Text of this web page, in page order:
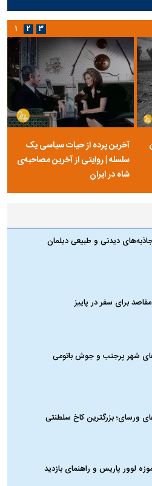
آخرین پرده از حیات سیاسی یک
سلسله | روایتی از آخرین مصاحبه‌ی
شاه در ایران
۱ ۲ ۳
دیدنی و طبیعی دیلمان
برای سفر در پاییز
شهر پرجنب و جوش باتومی
ورسای؛ بزرگترین کاخ سلطنتی
لوور پاریس و راهنمای بازدید